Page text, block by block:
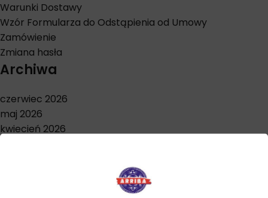
Warunki Dostawy
Wzór Formularza do Odstąpienia od Umowy
Zamówienie
Zmiana hasła
Archiwa
czerwiec 2026
maj 2026
kwiecień 2026